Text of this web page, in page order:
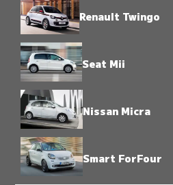
Renault Twingo
Seat Mii
Nissan Micra
Smart ForFour